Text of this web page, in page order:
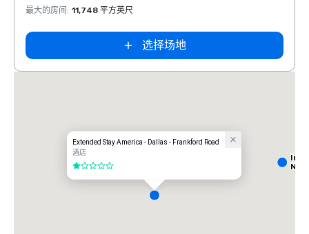
最大的房间 : 11,748 平方英尺
选择场地
Extended Stay America - Dallas - Frankford Road
酒店
1/5